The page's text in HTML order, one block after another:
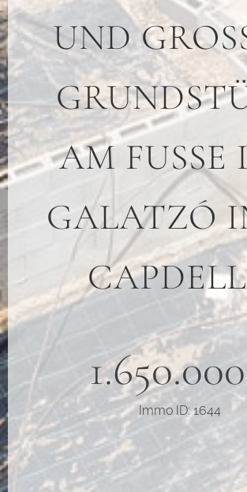
UND
M FUSSE
LATZÓ IN
PDELLÀ
Immo ID: 1644